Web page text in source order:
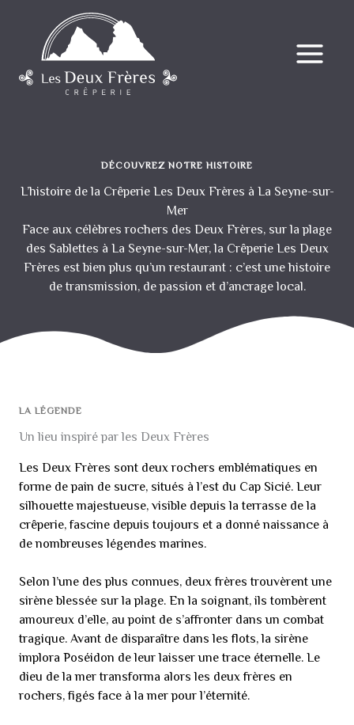
contenu
DÉCOUVREZ NOTRE HISTOIRE
L’histoire de la Crêperie Les Deux Frères à La Seyne-sur-
Mer
Face aux célèbres rochers des Deux Frères, sur la plage
des Sablettes à La Seyne-sur-Mer, la Crêperie Les Deux
Frères est bien plus qu’un restaurant : c’est une histoire
de transmission, de passion et d’ancrage local.
LA LÉGENDE
Un lieu inspiré par les Deux Frères
Les Deux Frères sont deux rochers emblématiques en
forme de pain de sucre, situés à l’est du Cap Sicié. Leur
silhouette majestueuse, visible depuis la terrasse de la
crêperie, fascine depuis toujours et a donné naissance à
de nombreuses légendes marines.
Selon l’une des plus connues, deux frères trouvèrent une
sirène blessée sur la plage. En la soignant, ils tombèrent
amoureux d’elle, au point de s’affronter dans un combat
tragique. Avant de disparaître dans les flots, la sirène
implora Poséidon de leur laisser une trace éternelle. Le
dieu de la mer transforma alors les deux frères en
rochers, figés face à la mer pour l’éternité.